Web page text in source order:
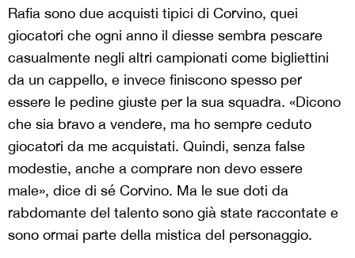
Rafia sono due acquisti tipici di Corvino, quei
giocatori che ogni anno il diesse sembra pescare
casualmente negli altri campionati come bigliettini
da un cappello, e invece finiscono spesso per
essere le pedine giuste per la sua squadra. «Dicono
che sia bravo a vendere, ma ho sempre ceduto
giocatori da me acquistati. Quindi, senza false
modestie, anche a comprare non devo essere
male», dice di sé Corvino. Ma le sue doti da
rabdomante del talento sono già state raccontate e
sono ormai parte della mistica del personaggio.